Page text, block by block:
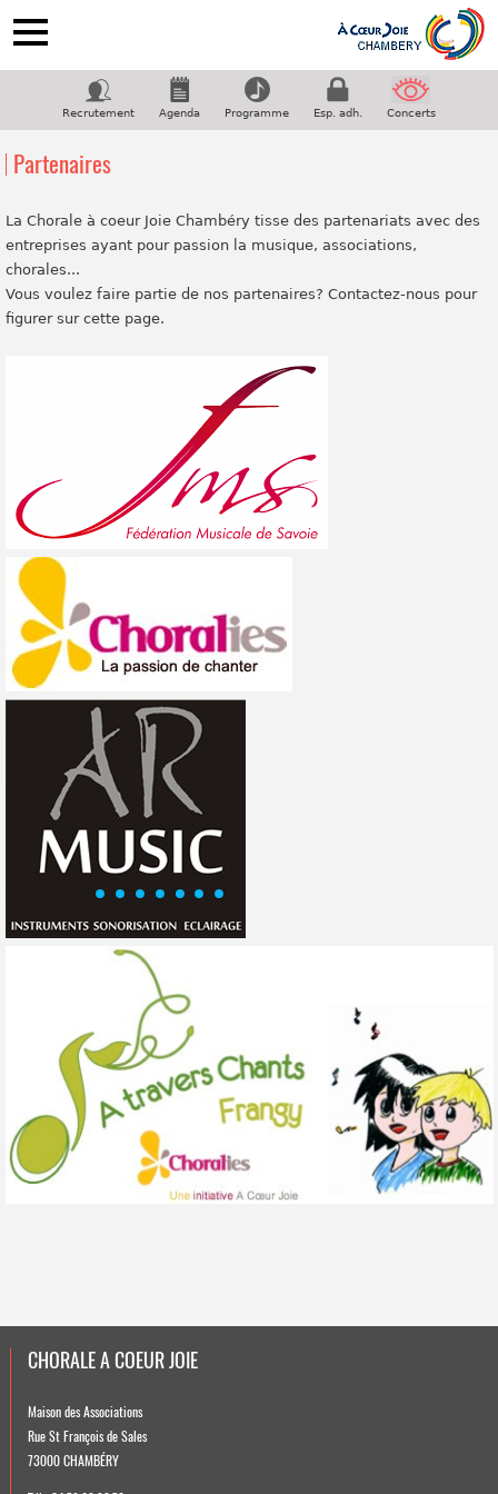
ACCUEIL
NOTRE CHORALE
GALERIE
CONTACT
Suivez-nous sur facebook
Recrutement Agenda Programme Esp. adh. Concerts
Partenaires
La Chorale à coeur Joie Chambéry tisse des partenariats avec des
entreprises ayant pour passion la musique, associations,
chorales...
Vous voulez faire partie de nos partenaires? Contactez-nous pour
figurer sur cette page.
CHORALE A COEUR JOIE
Maison des Associations
Rue St François de Sales
73000 CHAMBÉRY